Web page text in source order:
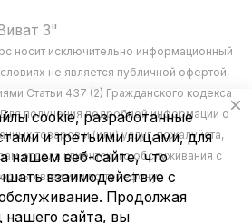
3"
носит исключительно информационный
не является публичной офертой,
Статьи 437 (2) Гражданского кодекса
получения подробной информации о
товаров и (или) услуг, пожалуйста,
отдела клиентского обслуживания с
связи или по телефону.
cookie, разработанные
и третьими лицами, для
нашем веб-сайте, что
взаимодействие с
Продолжая
нашего сайта, вы